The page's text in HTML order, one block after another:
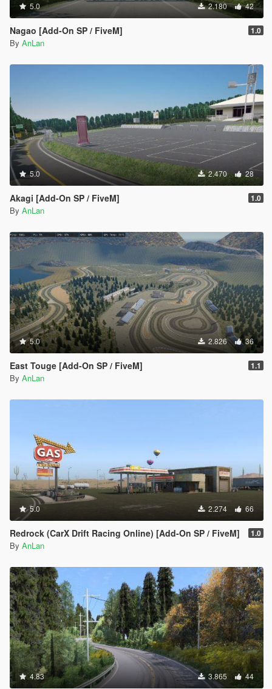
5.0 2.180 42
Nagao [Add-On SP / FiveM] 1.0
By AnLan
5.0 2.470 28
Akagi [Add-On SP / FiveM] 1.0
By AnLan
5.0 2.826 36
East Touge [Add-On SP / FiveM] 1.1
By AnLan
5.0 2.274 66
Redrock (CarX Drift Racing Online) [Add-On SP / FiveM] 1.0
By AnLan
4.83 3.865 44